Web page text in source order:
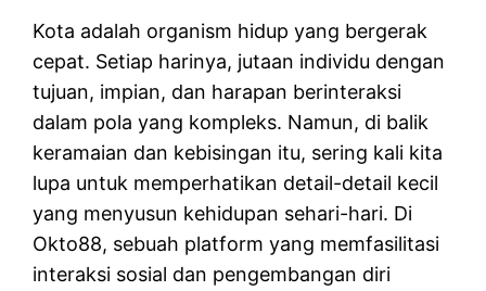
Kota adalah organism hidup yang bergerak
cepat. Setiap harinya, jutaan individu dengan
tujuan, impian, dan harapan berinteraksi
dalam pola yang kompleks. Namun, di balik
keramaian dan kebisingan itu, sering kali kita
lupa untuk memperhatikan detail-detail kecil
yang menyusun kehidupan sehari-hari. Di
Okto88, sebuah platform yang memfasilitasi
interaksi sosial dan pengembangan diri